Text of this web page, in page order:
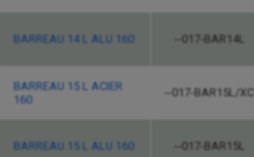
BARREAU 14 L ALU 160 --017-BAR14L
BARREAU 15 L ACIER
160
--017-BAR15L/XC
BARREAU 15 L ALU 160 --017-BAR15L